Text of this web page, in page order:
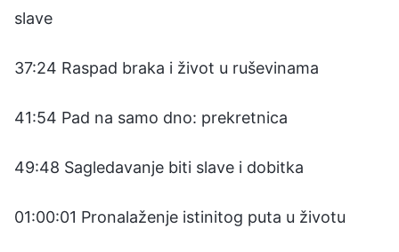
slave
37:24 Raspad braka i život u ruševinama
41:54 Pad na samo dno: prekretnica
49:48 Sagledavanje biti slave i dobitka
01:00:01 Pronalaženje istinitog puta u životu